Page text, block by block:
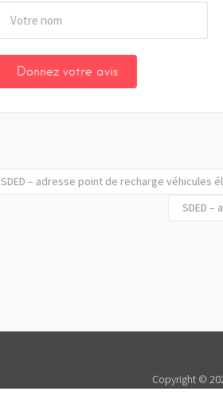
SDED – adresse point de recharge véhicules
SDED –
Copyright ©